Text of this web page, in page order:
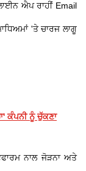
ਐਪ ਰਾਹੀਂ Email
'ਤੇ ਚਾਰਜ ਲਾਗੂ
ਕੰਪਨੀ ਨੂੰ ਚੁੱਕਣਾ
ਨਾਲ ਜੋੜਨਾ ਅਤੇ